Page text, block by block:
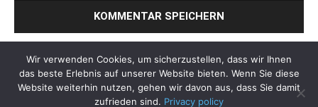
Datenschutzerklaerung Impressum
Wir verwenden Cookies, um sicherzustellen, dass wir Ihnen
das beste Erlebnis auf unserer Website bieten. Wenn Sie diese
Website weiterhin nutzen, gehen wir davon aus, dass Sie damit
zufrieden sind. Privacy policy